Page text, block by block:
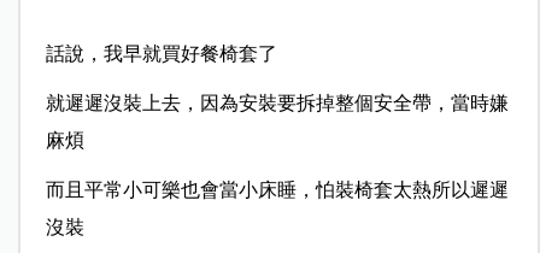
話說，我早就買好餐椅套了
就遲遲沒裝上去，因為安裝要拆掉整個安全帶，當時嫌
麻煩
而且平常小可樂也會當小床睡，怕裝椅套太熱所以遲遲
沒裝